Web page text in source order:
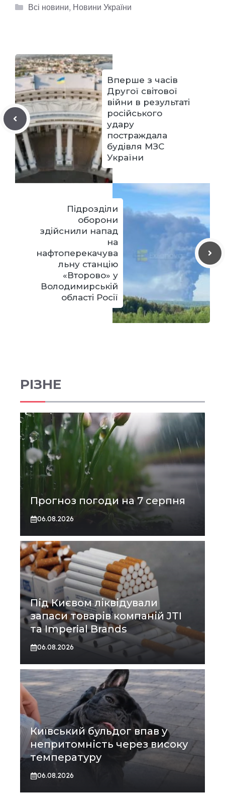
Категорії
Всі новини, Новини України
Вперше з часів
Другої світової
війни в результаті
російського
удару
постраждала
будівля МЗС
України
Підрозділи
оборони
здійснили напад
на
нафтоперекачува
льну станцію
«Второво» у
Володимирській
області Росії
РІЗНЕ
Прогноз погоди на 7 серпня
06.08.2026
Під Києвом ліквідували
запаси товарів компаній JTI
та Imperial Brands
06.08.2026
Київський бульдог впав у
непритомність через високу
температуру
06.08.2026